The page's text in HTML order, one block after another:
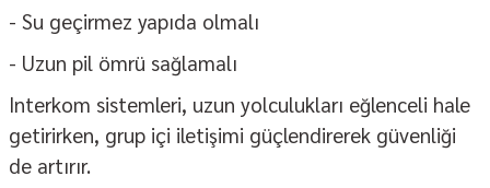
- Su geçirmez yapıda olmalı
- Uzun pil ömrü sağlamalı
Interkom sistemleri, uzun yolculukları eğlenceli hale
getirirken, grup içi iletişimi güçlendirerek güvenliği
de artırır.